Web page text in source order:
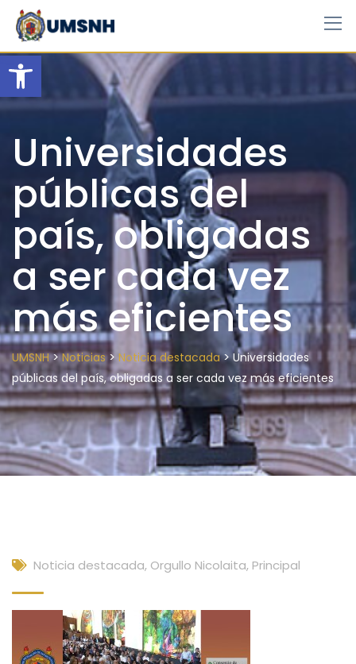
Open toolbar
Skip
content
Universidades
públicas del
país, obligadas
a ser cada vez
más eficientes
UMSNH>Noticias> Noticia destacada>Universidades
públicas del país, obligadas a ser cada vez más eficientes
Noticia destacada, Orgullo Nicolaita, Principal